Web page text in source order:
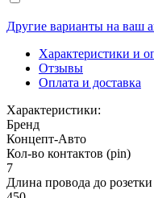
Другие варианты на ваш
Характеристики и
Отзывы
Оплата и доставка
Характеристики:
Бренд
Концепт-Авто
Кол-во контактов (pin)
7
Длина провода до